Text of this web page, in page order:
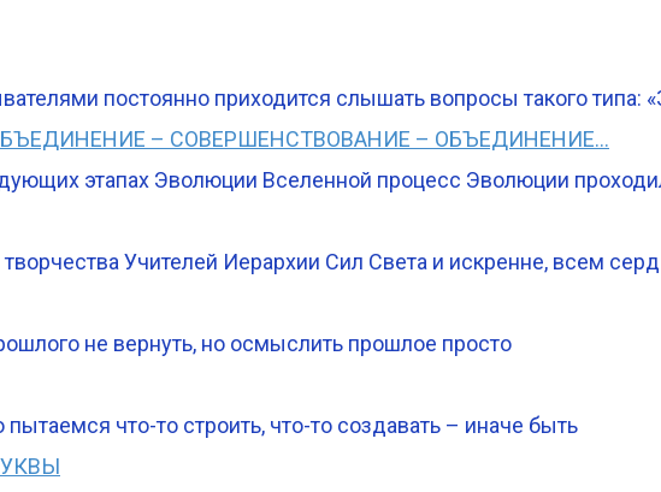
постоянно приходится слышать вопросы такого типа:
– СОВЕРШЕНСТВОВАНИЕ – ОБЪЕДИНЕНИЕ…
этапах Эволюции Вселенной процесс Эволюции
Учителей Иерархии Сил Света и искренне, всем
не вернуть, но осмыслить прошлое просто
что-то строить, что-то создавать – иначе быть